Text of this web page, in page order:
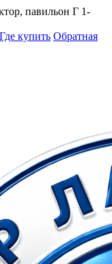
павильон Г 1-
Где купить Обратная